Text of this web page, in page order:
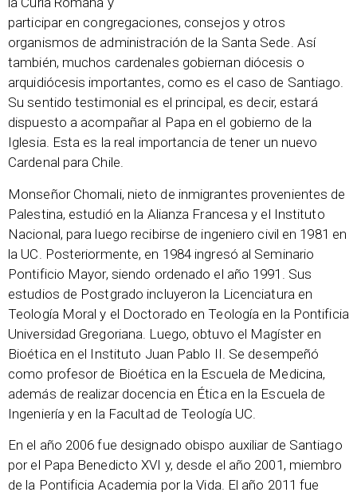
participar en congregaciones, consejos y otros
organismos de administración de la Santa Sede. Así
también, muchos cardenales gobiernan diócesis o
arquidiócesis importantes, como es el caso de Santiago.
Su sentido testimonial es el principal, es decir, estará
dispuesto a acompañar al Papa en el gobierno de la
Iglesia. Esta es la real importancia de tener un nuevo
Cardenal para Chile.
Monseñor Chomali, nieto de inmigrantes provenientes de
Palestina, estudió en la Alianza Francesa y el Instituto
Nacional, para luego recibirse de ingeniero civil en 1981 en
la UC. Posteriormente, en 1984 ingresó al Seminario
Pontificio Mayor, siendo ordenado el año 1991. Sus
estudios de Postgrado incluyeron la Licenciatura en
Teología Moral y el Doctorado en Teología en la Pontificia
Universidad Gregoriana. Luego, obtuvo el Magíster en
Bioética en el Instituto Juan Pablo II. Se desempeñó
como profesor de Bioética en la Escuela de Medicina,
además de realizar docencia en Ética en la Escuela de
Ingeniería y en la Facultad de Teología UC.
En el año 2006 fue designado obispo auxiliar de Santiago
por el Papa Benedicto XVI y, desde el año 2001, miembro
de la Pontificia Academia por la Vida. El año 2011 fue